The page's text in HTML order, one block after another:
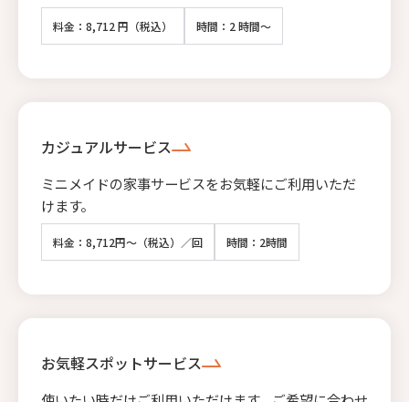
料金：8,712 円（税込） 時間：2 時間～
カジュアルサービス
ミニメイドの家事サービスをお気軽にご利用いただ
けます。
料金：8,712円～（税込）／回 時間：2時間
お気軽スポットサービス